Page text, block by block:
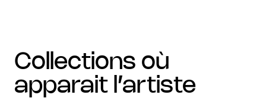
collections où
apparait l’artiste